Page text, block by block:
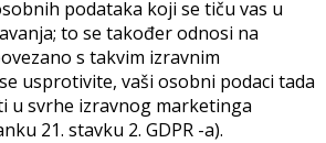
podataka koji se tiču vas u
to se također odnosi na
s takvim izravnim
usprotivite, vaši osobni podaci tada
u svrhe izravnog marketinga
21. stavku 2. GDPR -a).